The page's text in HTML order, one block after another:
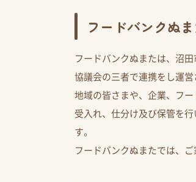
フードバンクぬ
フードバンクぬまたは、沼田
協議会の三者で連携をし運営
地域の皆さまや、企業、フ
受入れ、仕分け及び保管を
す。
フードバンクぬまたでは、